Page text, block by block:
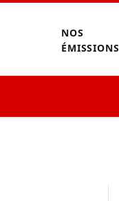
NOS
ÉMISSIONS